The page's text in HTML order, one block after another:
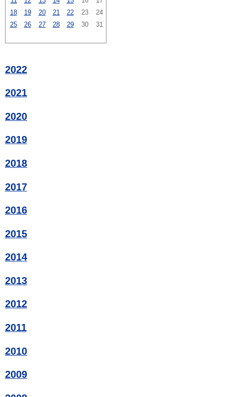
18
19 20 21 22 23
24
25
26 27 28 29 30 31
2022
2021
2020
2019
2018
2017
2016
2015
2014
2013
2012
2011
2010
2009